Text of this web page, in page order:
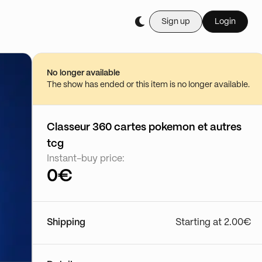
Sign up Login
No longer available
The show has ended or this item is no longer available.
Classeur 360 cartes pokemon et autres
tcg
Instant-buy price:
0€
Shipping Starting at 2.00€